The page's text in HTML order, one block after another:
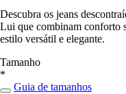
Descubra os jeans
Lui que combinam conforto
estilo versátil e elegante.
Tamanho
*
Guia de tamanhos